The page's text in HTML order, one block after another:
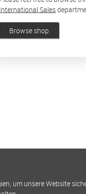
International Sales
Browse shop
um unsere Website